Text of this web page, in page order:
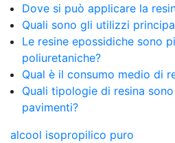
Dove si può applicare la
Quali sono gli utilizzi
Le resine epossidiche sono
poliuretaniche?
Qual è il consumo medio di
Quali tipologie di resina
pavimenti?
alcool isopropilico puro